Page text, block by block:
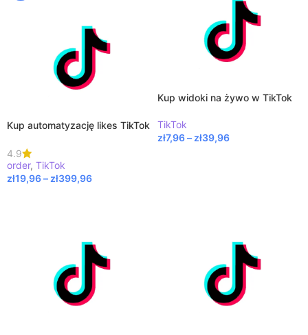
Kup automatyzację likes TikTok
4.9
order, TikTok
zł19,96–zł399,96
Kup widoki na żywo w TikTok
TikTok
zł7,96–zł39,96